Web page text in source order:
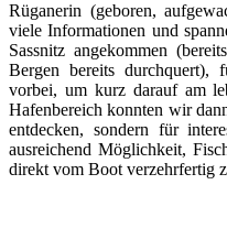
Rüganerin (geboren,
viele Informationen und
Sassnitz angekommen
Bergen bereits durchquert),
vorbei, um kurz darauf am
Hafenbereich konnten wir
entdecken, sondern für
ausreichend Möglichkeit,
direkt vom Boot verzehrfertig